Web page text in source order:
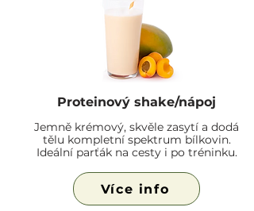
Proteinový shake/nápoj
Jemně krémový, skvěle zasytí a dodá
tělu kompletní spektrum bílkovin.
Ideální parťák na cesty i po tréninku.
Více info